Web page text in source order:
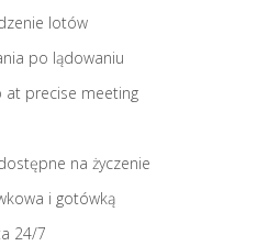
lotów
po lądowaniu
at precise meeting
na życzenie
i gotówką
24/7